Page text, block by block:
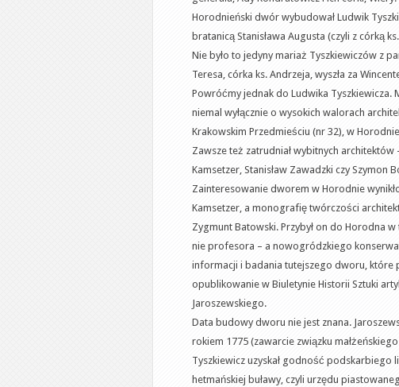
Horodnieński dwór wybudował Ludwik
bratanicą Stanisława Augusta (czyli z córką
Nie było to jedyny mariaż Tyszkiewiczów z
Teresa, córka ks. Andrzeja, wyszła za
Powróćmy jednak do Ludwika Tyszkiewicza.
niemal wyłącznie o wysokich walorach
Krakowskim Przedmieściu (nr 32), w
Zawsze też zatrudniał wybitnych
Kamsetzer, Stanisław Zawadzki czy Szymon
Zainteresowanie dworem w Horodnie
Kamsetzer, a monografię twórczości
Zygmunt Batowski. Przybył on do Horodna
nie profesora – a nowogródzkiego
informacji i badania tutejszego dworu, które
opublikowanie w Biuletynie Historii Sztuki
Jaroszewskiego.
Data budowy dworu nie jest znana.
rokiem 1775 (zawarcie związku
Tyszkiewicz uzyskał godność
hetmańskiej buławy, czyli urzędu